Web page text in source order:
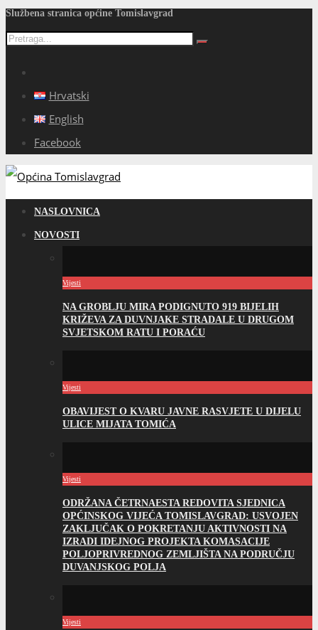
Službena stranica općine Tomislavgrad
Hrvatski
English
Facebook
NASLOVNICA
NOVOSTI
Vijesti
NA GROBLJU MIRA PODIGNUTO 919 BIJELIH
KRIŽEVA ZA DUVNJAKE STRADALE U DRUGOM
SVJETSKOM RATU I PORAĆU
Vijesti
OBAVIJEST O KVARU JAVNE RASVJETE U DIJELU
ULICE MIJATA TOMIĆA
Vijesti
ODRŽANA ČETRNAESTA REDOVITA SJEDNICA
OPĆINSKOG VIJEĆA TOMISLAVGRAD: USVOJEN
ZAKLJUČAK O POKRETANJU AKTIVNOSTI NA
IZRADI IDEJNOG PROJEKTA KOMASACIJE
POLJOPRIVREDNOG ZEMLJIŠTA NA PODRUČJU
DUVANJSKOG POLJA
Vijesti